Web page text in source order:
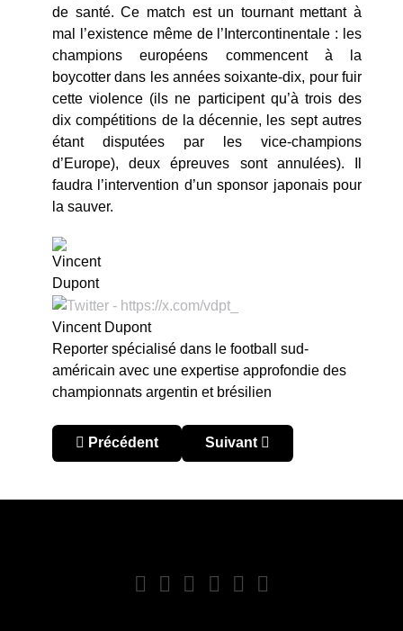
de santé. Ce match est un tournant mettant à
mal l’existence même de l’Intercontinentale : les
champions européens commencent à la
boycotter dans les années soixante-dix, pour fuir
cette violence (ils ne participent qu’à trois des
dix compétitions de la décennie, les sept autres
étant disputées par les vice-champions
d’Europe), deux épreuves sont annulées). Il
faudra l’intervention d’un sponsor japonais pour
la sauver.
Vincent Dupont
Reporter spécialisé dans le football sud-
américain avec une expertise approfondie des
championnats argentin et brésilien
Article précédent : 1988-1992, l'époque dorée
Précédent Article suivant : Castilho, le
Suivant